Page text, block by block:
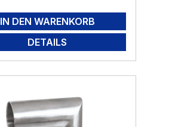
IN DEN WARENKORB
DETAILS